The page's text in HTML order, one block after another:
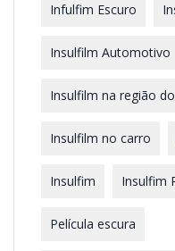
Infulfim Escuro
Insulfilm Automotivo
Insulfilm na região
Insulfilm no carro
Insulfim Insulfim
Película escura